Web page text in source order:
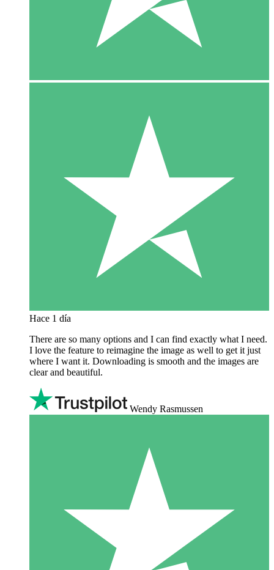
Hace 1 día
There are so many options and I can find exactly what I need.
I love the feature to reimagine the image as well to get it just
where I want it. Downloading is smooth and the images are
clear and beautiful.
Wendy Rasmussen